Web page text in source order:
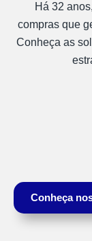
Há 32
compras que
Conheça as
Conheça